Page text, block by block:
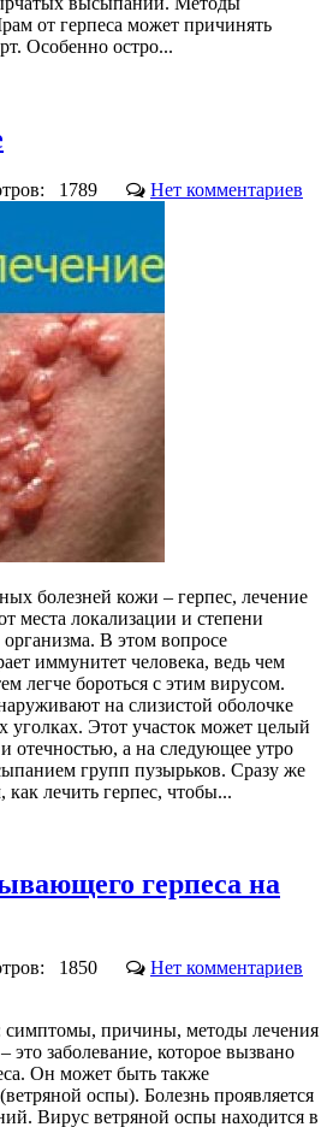
от герпеса может причинять
Особенно остро...
1789 Нет комментариев
болезней кожи – герпес, лечение
места локализации и степени
В этом вопросе
иммунитет человека, ведь чем
легче бороться с этим вирусом.
на слизистой оболочке
уголках. Этот участок может целый
отечностью, а на следующее утро
групп пузырьков. Сразу же
лечить герпес, чтобы...
герпеса на
1850 Нет комментариев
причины, методы лечения
заболевание, которое вызвано
Он может быть также
оспы). Болезнь проявляется
Вирус ветряной оспы находится в